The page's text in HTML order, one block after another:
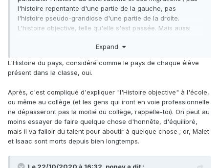
l'histoire repentante d'une partie de la gauche, pas
l'histoire pseudo-grandiose d'une partie de la droite.
L'histoire objective, telle qu'elle s'est passée. Mais aussi
(je suppose que c'est ton "comment on est arrivé là), une
aussi et surtout parler de ce qui rassemble et de pourquoi
on est Français ou Belge ou Allemand qu'on soit juif,
Expand
L'Histoire du pays, considéré comme le pays de chaque élève
présent dans la classe, oui.
Après, c'est compliqué d'expliquer "l'Histoire objective" à l'école,
ou même au collège (et les gens qui iront en voie professionnelle
ne dépasseront pas la moitié du collège, rappelle-toi). On peut au
moins essayer de faire quelque chose d'honnête, d'équilibré,
mais il va falloir du talent pour aboutir à quelque chose ; or, Malet
et Isaac sont morts depuis bien longtemps.